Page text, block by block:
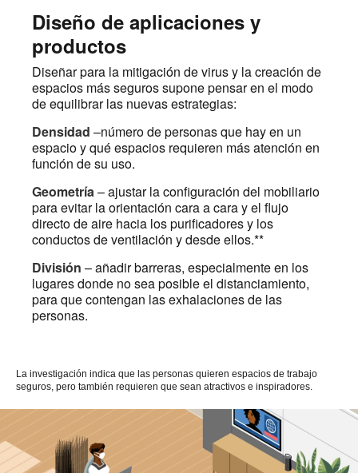
Diseño de aplicaciones y
productos
Diseñar para la mitigación de virus y la creación de
espacios más seguros supone pensar en el modo
de equilibrar las nuevas estrategias:
Densidad –número de personas que hay en un
espacio y qué espacios requieren más atención en
función de su uso.
Geometría– ajustar la configuración del mobiliario
para evitar la orientación cara a cara y el flujo
directo de aire hacia los purificadores y los
conductos de ventilación y desde ellos.**
División – añadir barreras, especialmente en los
lugares donde no sea posible el distanciamiento,
para que contengan las exhalaciones de las
personas.
La investigación indica que las personas quieren espacios de trabajo
seguros, pero también requieren que sean atractivos e inspiradores.